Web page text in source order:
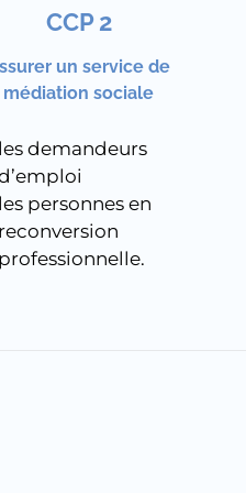
CCP 2
un service de
médiation sociale ​
demandeurs
personnes en